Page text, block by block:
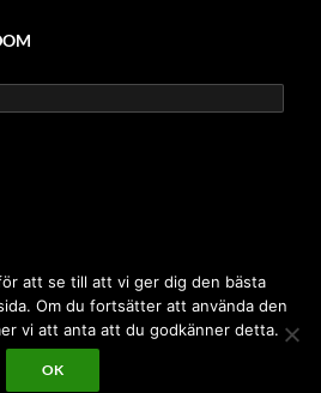
index-länk? Kontakta oss!
att se till att vi ger dig den bästa
Om du fortsätter att använda den
vi att anta att du godkänner detta.
OK